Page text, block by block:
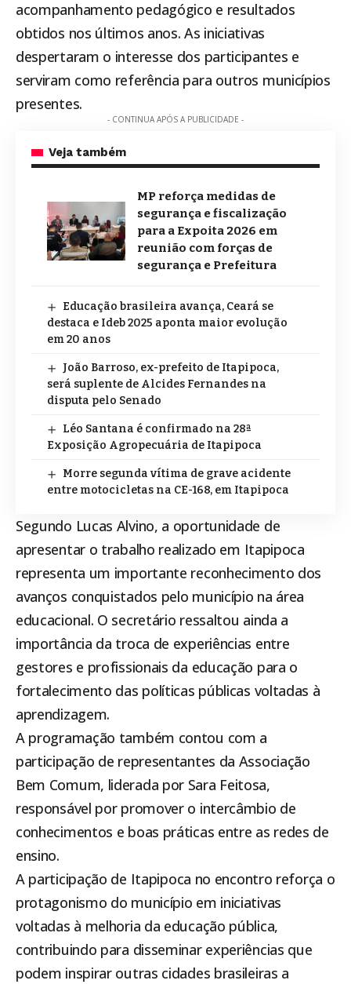
acompanhamento pedagógico e resultados
obtidos nos últimos anos. As iniciativas
despertaram o interesse dos participantes e
serviram como referência para outros municípios
presentes.
- CONTINUA APÓS A PUBLICIDADE -
Veja também
MP reforça medidas de
segurança e fiscalização
para a Expoita 2026 em
reunião com forças de
segurança e Prefeitura
Educação brasileira avança, Ceará se
destaca e Ideb 2025 aponta maior evolução
em 20 anos
João Barroso, ex-prefeito de Itapipoca,
será suplente de Alcides Fernandes na
disputa pelo Senado
Léo Santana é confirmado na 28ª
Exposição Agropecuária de Itapipoca
Morre segunda vítima de grave acidente
entre motocicletas na CE-168, em Itapipoca
Segundo Lucas Alvino, a oportunidade de
apresentar o trabalho realizado em Itapipoca
representa um importante reconhecimento dos
avanços conquistados pelo município na área
educacional. O secretário ressaltou ainda a
importância da troca de experiências entre
gestores e profissionais da educação para o
fortalecimento das políticas públicas voltadas à
aprendizagem.
A programação também contou com a
participação de representantes da Associação
Bem Comum, liderada por Sara Feitosa,
responsável por promover o intercâmbio de
conhecimentos e boas práticas entre as redes de
ensino.
A participação de Itapipoca no encontro reforça o
protagonismo do município em iniciativas
voltadas à melhoria da educação pública,
contribuindo para disseminar experiências que
podem inspirar outras cidades brasileiras a